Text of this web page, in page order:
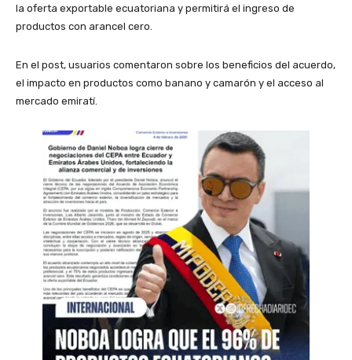
la oferta exportable ecuatoriana y permitirá el ingreso de
productos con arancel cero.
En el post, usuarios comentaron sobre los beneficios del acuerdo,
el impacto en productos como banano y camarón y el acceso al
mercado emiratí.